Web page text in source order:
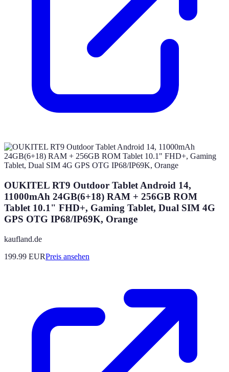
OUKITEL RT9 Outdoor Tablet Android 14,
11000mAh 24GB(6+18) RAM + 256GB ROM
Tablet 10.1" FHD+, Gaming Tablet, Dual SIM 4G
GPS OTG IP68/IP69K, Orange
kaufland.de
199.99 EURPreis ansehen